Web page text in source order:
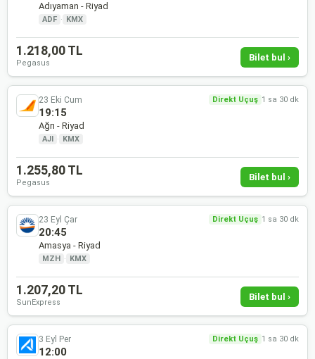
Adıyaman - Riyad
ADF · KMX
1.218,00 TL
Pegasus
Bilet bul ›
23 Eki Cum Direkt Uçuş 1 sa 30 dk
19:15
Ağrı - Riyad
AJI · KMX
1.255,80 TL
Pegasus
Bilet bul ›
23 Eyl Çar Direkt Uçuş 1 sa 30 dk
20:45
Amasya - Riyad
MZH · KMX
1.207,20 TL
SunExpress
Bilet bul ›
3 Eyl Per Direkt Uçuş 1 sa 30 dk
12:00